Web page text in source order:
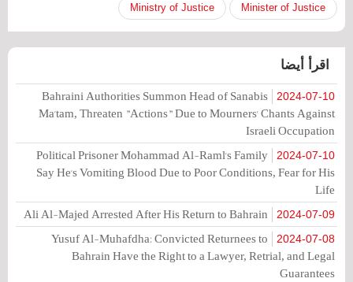
Minister of Justice
Ministry of Justice
اقرأ أيضا
2024-07-10
Bahraini Authorities Summon Head of Sanabis
Ma'tam, Threaten "Actions" Due to Mourners' Chants Against
Israeli Occupation
2024-07-10
Political Prisoner Mohammad Al-Raml's Family
Say He's Vomiting Blood Due to Poor Conditions, Fear for His
Life
2024-07-09
Ali Al-Majed Arrested After His Return to Bahrain
2024-07-08
Yusuf Al-Muhafdha: Convicted Returnees to
Bahrain Have the Right to a Lawyer, Retrial, and Legal
Guarantees